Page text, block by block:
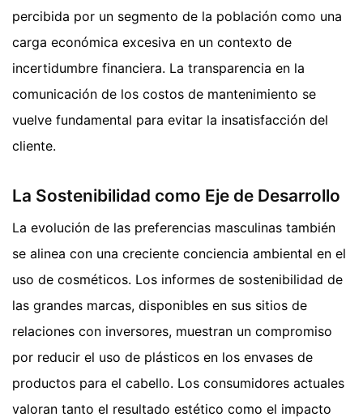
percibida por un segmento de la población como una
carga económica excesiva en un contexto de
incertidumbre financiera. La transparencia en la
comunicación de los costos de mantenimiento se
vuelve fundamental para evitar la insatisfacción del
cliente.
La Sostenibilidad como Eje de Desarrollo
La evolución de las preferencias masculinas también
se alinea con una creciente conciencia ambiental en el
uso de cosméticos. Los informes de sostenibilidad de
las grandes marcas, disponibles en sus sitios de
relaciones con inversores, muestran un compromiso
por reducir el uso de plásticos en los envases de
productos para el cabello. Los consumidores actuales
valoran tanto el resultado estético como el impacto